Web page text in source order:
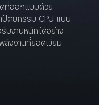
ดที่ออกแบบด้วย
ตยกรรม CPU แบบ
บงานหนักได้อย่าง
ลังงานที่ยอดเยี่ยม